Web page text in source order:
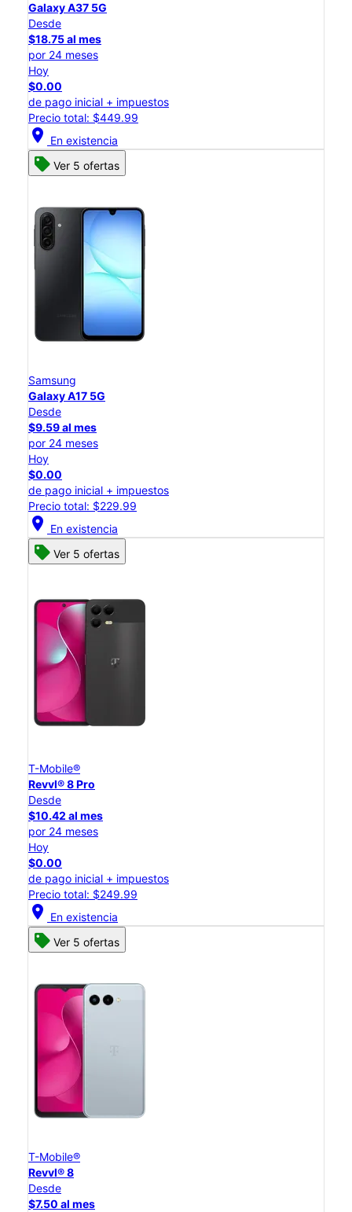
Galaxy A37 5G
Desde
$18.75 al mes
por 24 meses
Hoy
$0.00
de pago inicial + impuestos
Precio total: $449.99
location_on En existencia
Ver 5 ofertas
Samsung
Galaxy A17 5G
Desde
$9.59 al mes
por 24 meses
Hoy
$0.00
de pago inicial + impuestos
Precio total: $229.99
location_on En existencia
Ver 5 ofertas
T-Mobile®
Revvl® 8 Pro
Desde
$10.42 al mes
por 24 meses
Hoy
$0.00
de pago inicial + impuestos
Precio total: $249.99
location_on En existencia
Ver 5 ofertas
T-Mobile®
Revvl® 8
Desde
$7.50 al mes